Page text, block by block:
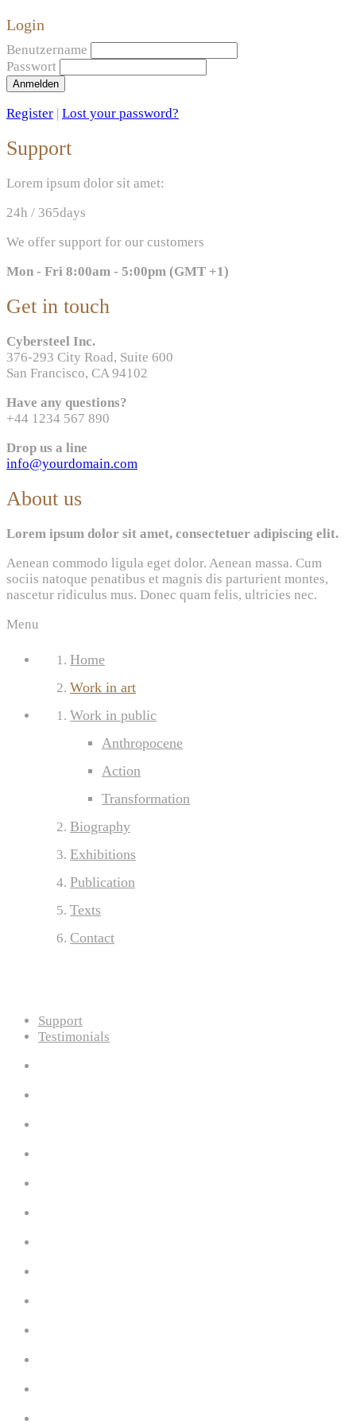
Login
Benutzername
Passwort
Anmelden
Register | Lost your password?
Support
Lorem ipsum dolor sit amet:
24h / 365days
We offer support for our customers
Mon - Fri 8:00am - 5:00pm (GMT +1)
Get in touch
Cybersteel Inc.
376-293 City Road, Suite 600
San Francisco, CA 94102
Have any questions?
+44 1234 567 890
Drop us a line
info@yourdomain.com
About us
Lorem ipsum dolor sit amet, consectetuer adipiscing elit.
Aenean commodo ligula eget dolor. Aenean massa. Cum
sociis natoque penatibus et magnis dis parturient montes,
nascetur ridiculus mus. Donec quam felis, ultricies nec.
Menu
Home
Work in art
Work in public
Anthropocene
Action
Transformation
Biography
Exhibitions
Publication
Texts
Contact
Support
Testimonials